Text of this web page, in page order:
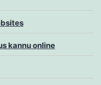
kannu online